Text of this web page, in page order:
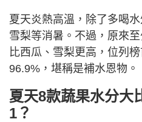
夏天炎熱高溫，除了多喝
雪梨等消暑。不過，原來
比西瓜、雪梨更高，位列
96.9%，堪稱是補水恩物。
夏天8款蔬果水分大
1？